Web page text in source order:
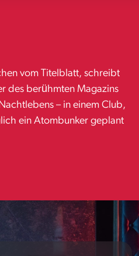
vom Titelblatt, schreibt
des berühmten Magazins
– in einem Club,
ein Atombunker geplant